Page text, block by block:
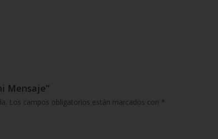
Mensaje”
Los campos obligatorios están marcados con *